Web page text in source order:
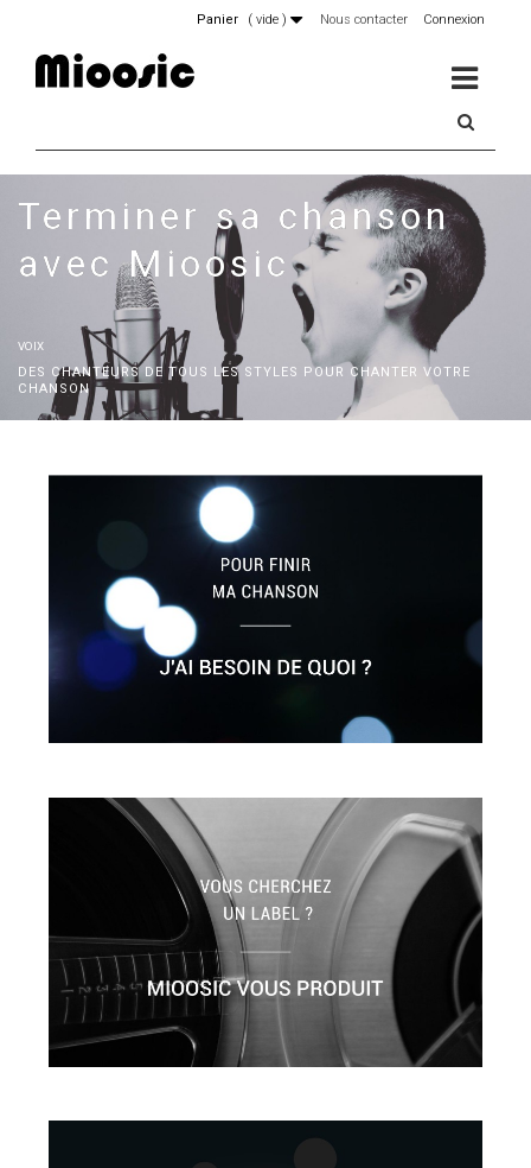
Connexion
Nous contacter
Panier ( vide )
MENU
Terminer sa chanson
avec Mioosic
VOIX
DES CHANTEURS DE TOUS LES STYLES POUR CHANTER VOTRE
CHANSON